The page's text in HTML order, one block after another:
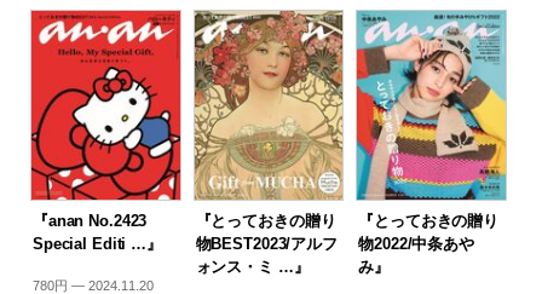
『anan No.2423
Special Editi …』
780円 — 2024.11.20
『とっておきの贈り
物BEST2023/アルフ
ォンス・ミ …』
『とっておきの贈り
物2022/中条あや
み』